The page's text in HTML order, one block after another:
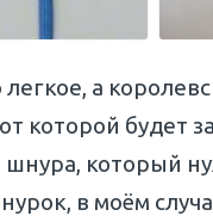
а
которой будет
который
в моём